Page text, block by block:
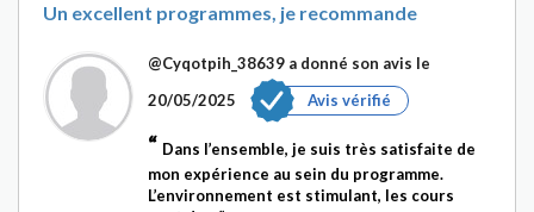
Un excellent programmes, je recommande
@Cyqotpih_38639 a donné son avis le
20/05/2025
Avis vérifié
Dans l’ensemble, je suis très satisfaite de
mon expérience au sein du programme.
L’environnement est stimulant, les cours